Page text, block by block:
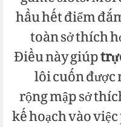
hầu hết điểm
toàn sở thích
Điều này giúp
lôi cuốn
rộng mập sở
kế hoạch vào